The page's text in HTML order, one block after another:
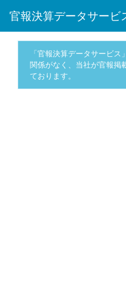
官報決算データサービ
「官報決算データサービ
関係がなく、当社が官報掲
ております。